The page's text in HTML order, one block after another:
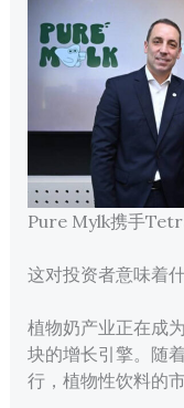
Pure Mylk携手
这对投资者意味着
植物奶产业正在成
块的增长引擎。随
行，植物性饮料的